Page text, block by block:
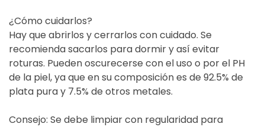
¿Cómo cuidarlos?
Hay que abrirlos y cerrarlos con cuidado. Se
recomienda sacarlos para dormir y así evitar
roturas. Pueden oscurecerse con el uso o por el PH
de la piel, ya que en su composición es de 92.5% de
plata pura y 7.5% de otros metales.
Consejo: Se debe limpiar con regularidad para